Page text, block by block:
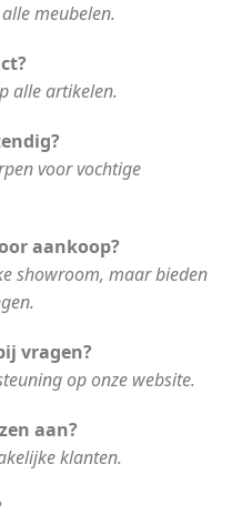
meubelen.
alle artikelen.
voor vochtige
aankoop?
showroom, maar bieden
vragen?
op onze website.
aan?
klanten.